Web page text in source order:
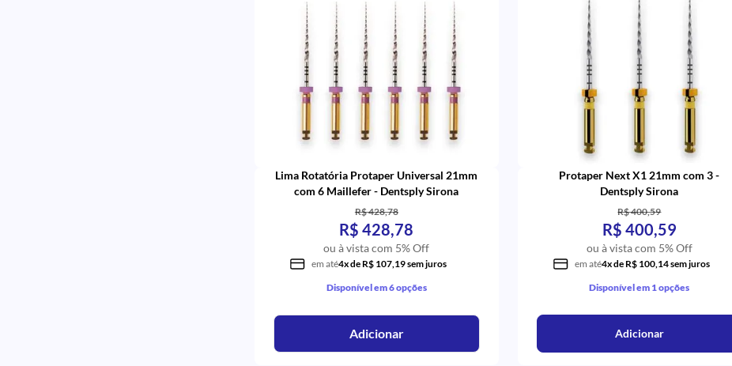
Lima Rotatória Protaper Universal 21mm
com 6 Maillefer - Dentsply Sirona
R$ 428,78
R$ 428,78
ou à vista com 5% Off
em até4x de R$ 107,19 sem juros
Disponível em 6 opções
Adicionar
Protaper Next X1 21mm com 3 -
Dentsply Sirona
R$ 400,59
R$ 400,59
ou à vista com 5% Off
em até4x de R$ 100,14 sem juros
Disponível em 1 opções
Adicionar